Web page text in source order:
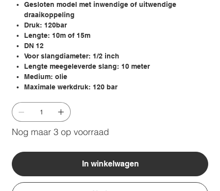
Gesloten model met inwendige of uitwendige
draaikoppeling
Druk: 120bar
Lengte: 10m of 15m
DN 12
Voor slangdiameter: 1/2 inch
Lengte meegeleverde slang: 10 meter
Medium: olie
Maximale werkdruk: 120 bar
Nog maar 3 op voorraad
In winkelwagen